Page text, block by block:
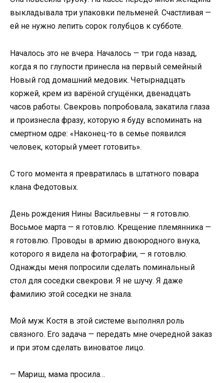
выкладывала три упаковки пельменей. Счастливая —
ей не нужно лепить сорок голубцов к субботе.
Началось это не вчера. Началось — три года назад,
когда я по глупости принесла на первый семейный
Новый год домашний медовик. Четырнадцать
коржей, крем из варёной сгущёнки, двенадцать
часов работы. Свекровь попробовала, закатила глаза
и произнесла фразу, которую я буду вспоминать на
смертном одре: «Наконец-то в семье появился
человек, который умеет готовить».
С того момента я превратилась в штатного повара
клана Федотовых.
День рождения Нины Васильевны — я готовлю.
Восьмое марта — я готовлю. Крещение племянника —
я готовлю. Проводы в армию двоюродного внука,
которого я видела на фотографии, — я готовлю.
Однажды меня попросили сделать поминальный
стол для соседки свекрови. Я не шучу. Я даже
фамилию этой соседки не знала.
Мой муж Костя в этой системе выполнял роль
связного. Его задача — передать мне очередной заказ
и при этом сделать виноватое лицо.
— Мариш, мама просила…